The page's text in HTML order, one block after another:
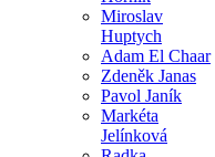
Miroslav
Huptych
Adam El Chaar
Zdeněk Janas
Pavol Janík
Markéta
Jelínková